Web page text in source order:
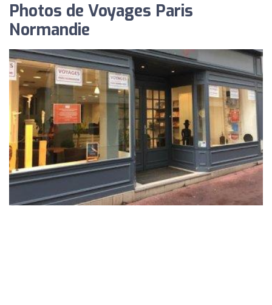
Photos de Voyages Paris
Normandie